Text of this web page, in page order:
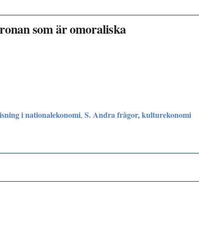
som är omoraliska
i nationalekonomi, S. Andra frågor, kulturekonomi